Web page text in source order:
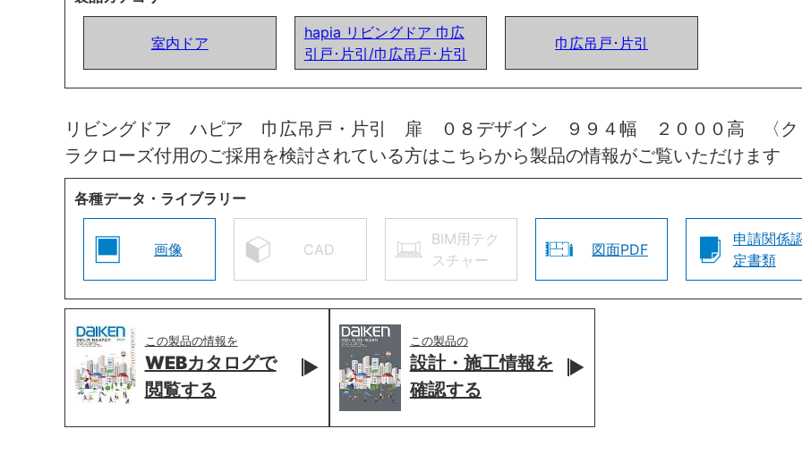
室内ドア
hapia リビングドア 巾広
引戸･片引/巾広吊戸･片引
巾広吊戸･片引
リビングドア ハピア 巾広吊戸・片引 扉 ０８デザイン ９９４幅 ２０００高 〈
ラクローズ付用のご採用を検討されている方はこちらから製品の情報がご覧いただけます
各種データ・ライブラリー
画像 CAD
BIM用テク
スチャー
図面PDF
申請関係
定書類
この製品の情報を
WEBカタログで
閲覧する
この製品の
設計・施工情報を
確認する